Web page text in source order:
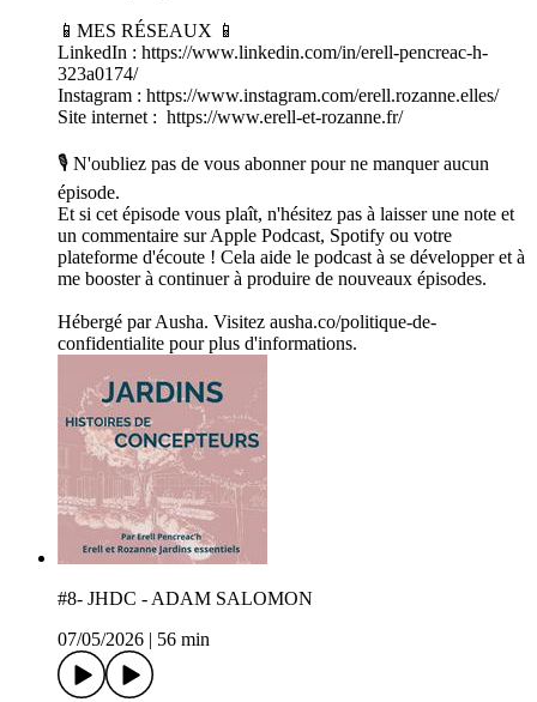
📱MES RÉSEAUX 📱
LinkedIn : https://www.linkedin.com/in/erell-pencreac-h-
323a0174/
Instagram : https://www.instagram.com/erell.rozanne.elles/
Site internet : https://www.erell-et-rozanne.fr/
🎙️ N'oubliez pas de vous abonner pour ne manquer aucun
épisode.
Et si cet épisode vous plaît, n'hésitez pas à laisser une note et
un commentaire sur Apple Podcast, Spotify ou votre
plateforme d'écoute ! Cela aide le podcast à se développer et à
me booster à continuer à produire de nouveaux épisodes.
Hébergé par Ausha. Visitez ausha.co/politique-de-
confidentialite pour plus d'informations.
#8- JHDC - ADAM SALOMON
07/05/2026
56 min